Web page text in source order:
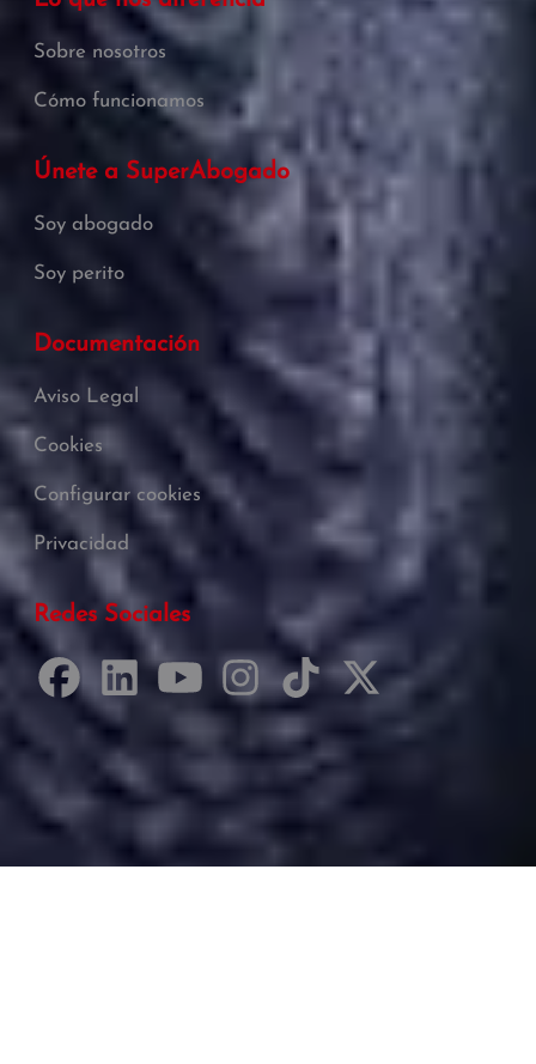
Sobre nosotros
Cómo funcionamos
Únete a SuperAbogado
Soy abogado
Soy perito
Documentación
Aviso Legal
Cookies
Configurar cookies
Privacidad
Redes Sociales